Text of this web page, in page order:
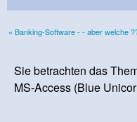
« Banking-Software - - aber welche
Sie betrachten das
MS-Access (Blue